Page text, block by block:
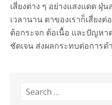
เสี่ยงต่าง ๆ อย่างแสงแดด ฝุ่
เวลานาน ตาของเราก็เสี่ยงต่
ต้อกระจก ต้อเนื้อ และปัญห
ชัดเจน ส่งผลกระทบต่อการด
Search